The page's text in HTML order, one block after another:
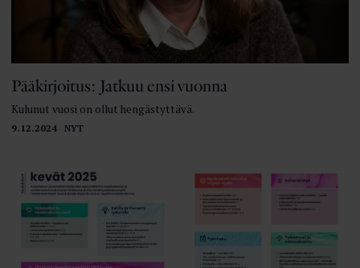
9.12.2024 NYT
Pääkirjoitus: Jatkuu ensi vuonna
Kulunut vuosi on ollut hengästyttävä.